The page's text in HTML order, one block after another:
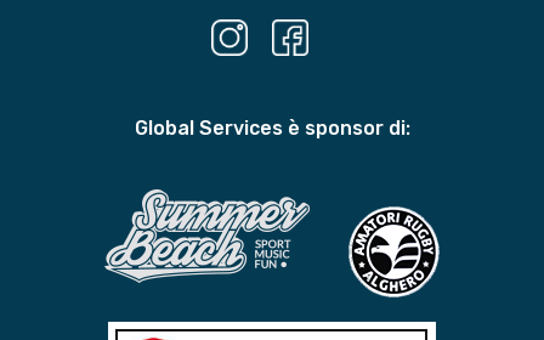
Global Services è sponsor di: